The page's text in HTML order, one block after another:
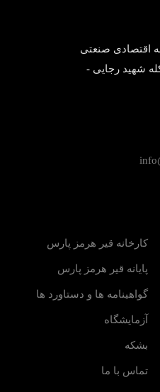
اقتصادی صنعتی
شهید رجایی -
کارخانه قیر هرمز پارس
پایانه قیر هرمز پارس
گواهینامه ها و دستاورد ها
آزمایشگاه
بشکه
تماس با ما